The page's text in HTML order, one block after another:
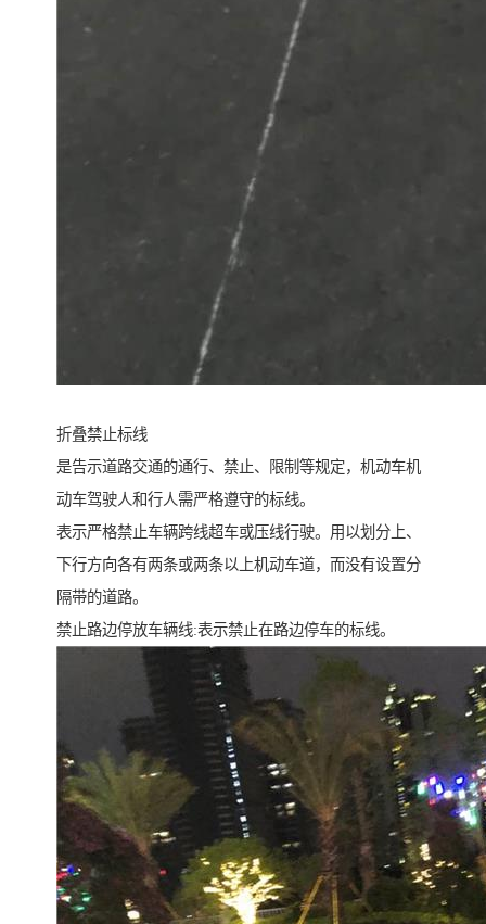
折叠禁止标线
是告示道路交通的通行、禁止、限制等规定，机动车机
动车驾驶人和行人需严格遵守的标线。
表示严格禁止车辆跨线超车或压线行驶。用以划分上、
下行方向各有两条或两条以上机动车道，而没有设置分
隔带的道路。
禁止路边停放车辆线:表示禁止在路边停车的标线。